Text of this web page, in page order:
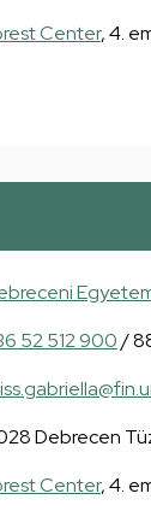
Center, 4.
52 512 900/
Debrecen
Center, 4.